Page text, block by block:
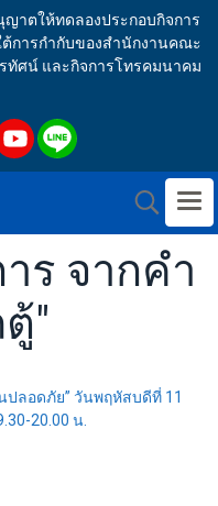
าตให้ทดลองประกอบกิจการ
ต้การกำกับของสำนักงานคณะ
รทัศน์ และกิจการโทรคมนาคม
ร จากคำ
"
ลอดภัย” วันพฤหัสบดีที่ 11
20.00 น.